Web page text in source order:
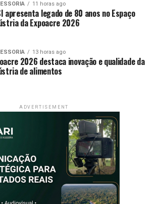
11 horas ago
apresenta legado de 80 anos no Espaço
da Expoacre 2026
13 horas ago
2026 destaca inovação e qualidade da
de alimentos
ADVERTISEMENT